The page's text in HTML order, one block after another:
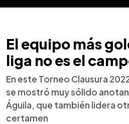
El equipo más
liga no es el
En este Torneo Clausura
se mostró muy sólido
Águila, que también lidera
certamen